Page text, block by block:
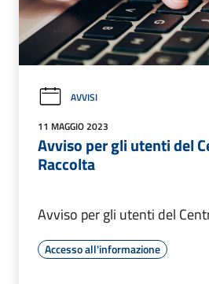
AVVISI
11 MAGGIO 2023
Avviso per gli utenti del
Raccolta
Avviso per gli utenti del
Accesso all'informazione